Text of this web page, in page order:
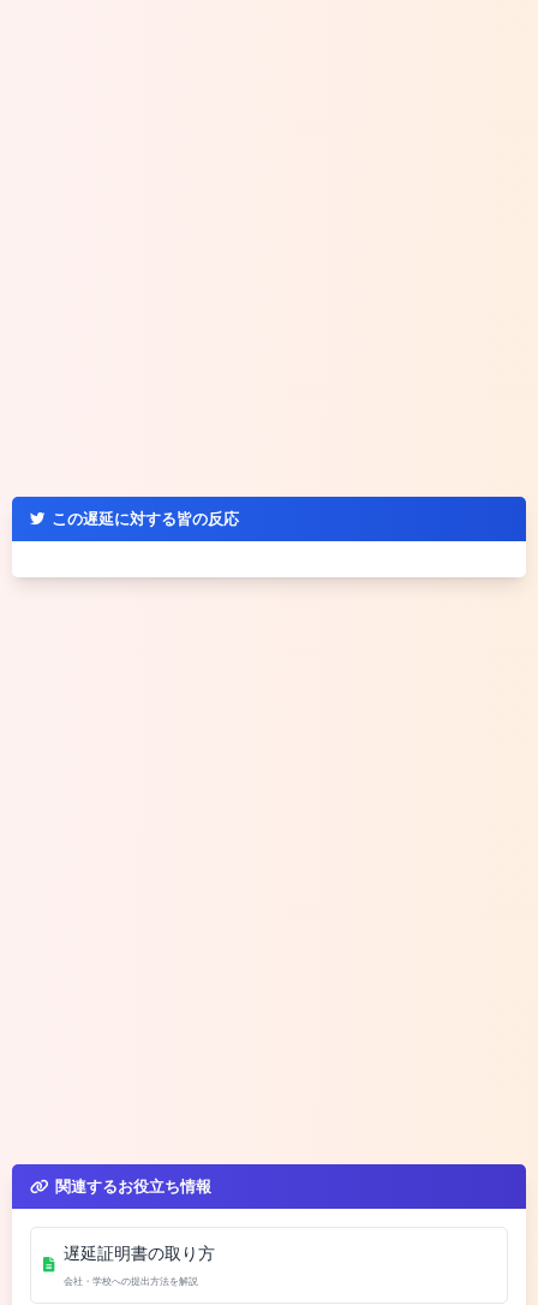
この遅延に対する皆の反応
関連するお役立ち情報
遅延証明書の取り方
会社・学校への提出方法を解説